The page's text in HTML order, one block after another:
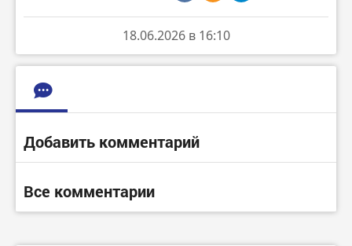
18.06.2026 в 16:10
Добавить комментарий
Все комментарии